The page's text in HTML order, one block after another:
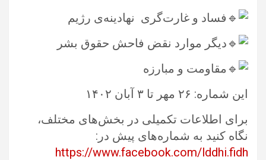
فساد و غارت‌گری ‏ نهادینه‌ی رژیم ‏
دیگر موارد نقض فاحش حقوق‎ ‎بشر ‏ ‏
مقاومت و مبارزه‌‏
این شماره: ۲۶ مهر تا ۳ آبان ۱۴۰۲ ‏
برای اطلاعات تکمیلی در بخش‌های مختلف،
نگاه کنید به شماره‌های پیش در:
https://www.facebook.com/lddhi.fidh